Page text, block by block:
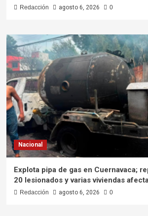
Redacción agosto 6, 2026 0
Nacional
Explota pipa de gas en Cuernavaca;
20 lesionados y varias viviendas
Redacción agosto 6, 2026 0